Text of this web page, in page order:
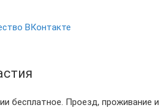
ВКонтакте
бесплатное. Проезд, проживание и